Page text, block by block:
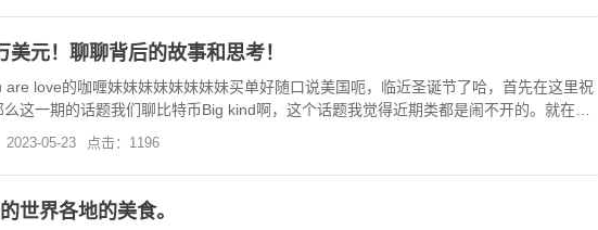
美元！聊聊背后的故事和思考！
are love的咖喱妹妹妹妹妹妹妹妹买单好随口说美国呃，临近圣诞节了哈，首先在这里祝
这一期的话题我们聊比特币Big kind啊，这个话题我觉得近期类都是闹不开的。就在几
，比特币的
2023-05-23 点击：1196
世界各地的美食。